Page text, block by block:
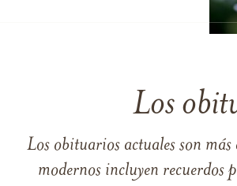
Los
Los obituarios actuales son
modernos incluyen recuerdos